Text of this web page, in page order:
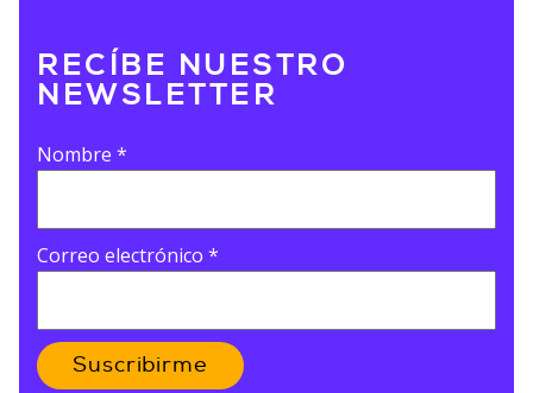
RECÍBE NUESTRO
NEWSLETTER
Nombre *
Correo electrónico *
Suscribirme